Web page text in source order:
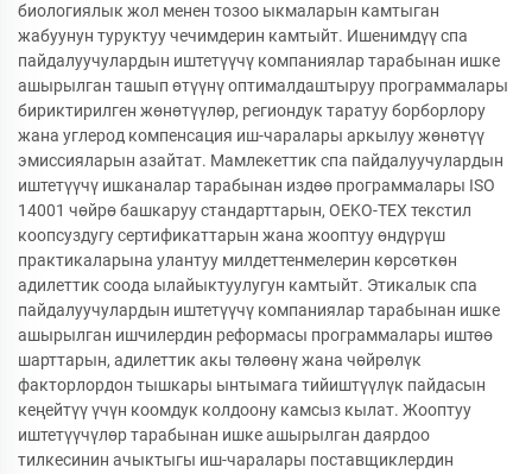
биологиялык жол менен тозоо ыкмаларын камтыган
жабуунун туруктуу чечимдерин камтыйт. Ишенимдүү спа
пайдалуучулардын иштетүүчү компаниялар тарабынан ишке
ашырылган ташып өтүүнү оптималдаштыруу программалары
бириктирилген жөнөтүүлөр, региондук таратуу борборлору
жана углерод компенсация иш-чаралары аркылуу жөнөтүү
эмиссияларын азайтат. Мамлекеттик спа пайдалуучулардын
иштетүүчү ишканалар тарабынан издөө программалары ISO
14001 чөйрө башкаруу стандарттарын, OEKO-TEX текстил
коопсуздугу сертификаттарын жана жооптуу өндүрүш
практикаларына улантуу милдеттенмелерин көрсөткөн
адилеттик соода ылайыктуулугун камтыйт. Этикалык спа
пайдалуучулардын иштетүүчү компаниялар тарабынан ишке
ашырылган ишчилердин реформасы программалары иштөө
шарттарын, адилеттик акы төлөөнү жана чөйрөлүк
факторлордон тышкары ынтымага тийиштүүлүк пайдасын
кеңейтүү үчүн коомдук колдоону камсыз кылат. Жооптуу
иштетүүчүлөр тарабынан ишке ашырылган даярдоо
тилкесинин ачыктыгы иш-чаралары поставщиклердин